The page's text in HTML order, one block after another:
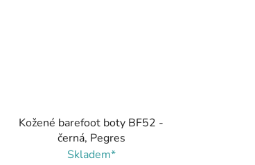
Kožené barefoot boty BF52 -
černá, Pegres
Skladem*